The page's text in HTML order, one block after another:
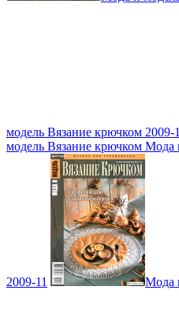
модель Вязание крючком 2009-
модель Вязание крючком Мода
2009-11 Мода